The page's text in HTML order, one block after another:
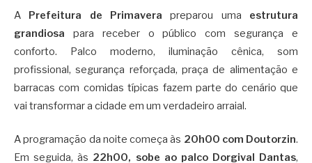
A Prefeitura de Primavera preparou uma estrutura
grandiosa para receber o público com segurança e
conforto. Palco moderno, iluminação cênica, som
profissional, segurança reforçada, praça de alimentação e
barracas com comidas típicas fazem parte do cenário que
vai transformar a cidade em um verdadeiro arraial.
A programação da noite começa às 20h00 com Doutorzin.
Em seguida, às 22h00, sobe ao palco Dorgival Dantas,